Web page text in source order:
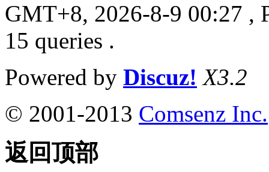
GMT+8, 2026-8-9 00:27 ,
15 queries .
Powered by Discuz! X3.2
© 2001-2013 Comsenz Inc.
返回顶部